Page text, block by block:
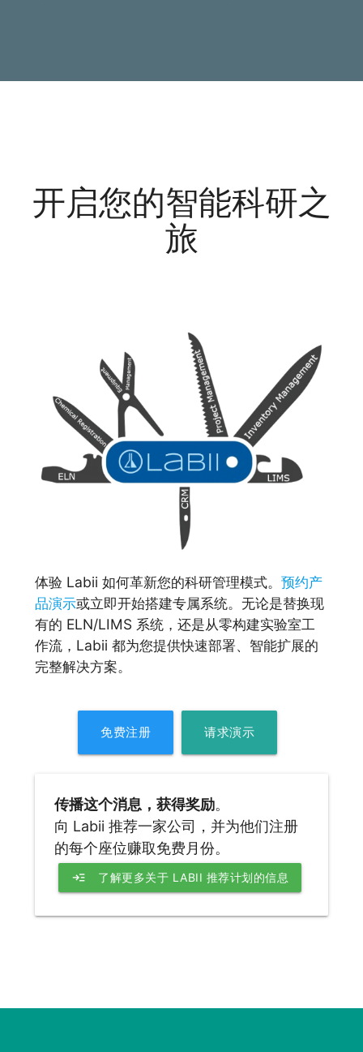
开启您的智能科研之
旅
体验 Labii 如何革新您的科研管理模式。预约产
品演示或立即开始搭建专属系统。无论是替换现
有的 ELN/LIMS 系统，还是从零构建实验室工
作流，Labii 都为您提供快速部署、智能扩展的
完整解决方案。
免费注册 请求演示
传播这个消息，获得奖励。
向 Labii 推荐一家公司，并为他们注册
的每个座位赚取免费月份。
read_more 了解更多关于 LABII 推荐计划的信息